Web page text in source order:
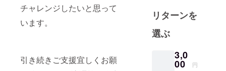
チャレンジしたいと思って
います。
引き続きご支援宜しくお願
樹園で、約
らひとつひ
柿を育てて
リターンを
選ぶ
3,0
00 円